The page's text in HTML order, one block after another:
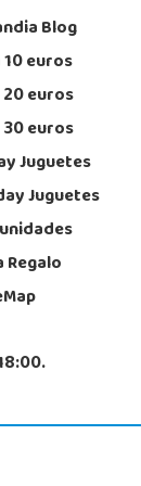
Blog
euros
euros
euros
Juguetes
Juguetes